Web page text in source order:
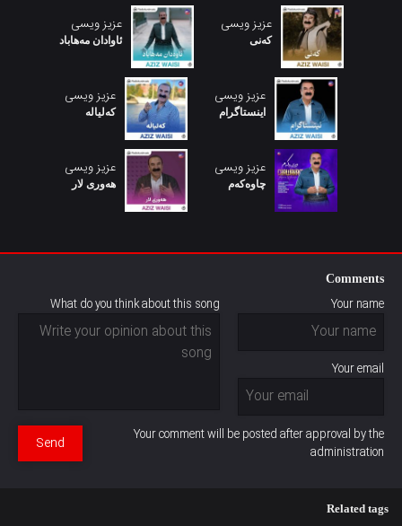
عزیز ویسی
کەنی
عزیز ویسی
ئاوادان مەهاباد
عزیز ویسی
اینستاگرام
عزیز ویسی
کەلیالە
عزیز ویسی
چاوەکەم
عزیز ویسی
هەورى لار
Comments
Your name
Your email
What do you think about this song
Your comment will be posted after approval by the
administration
Send
Related tags